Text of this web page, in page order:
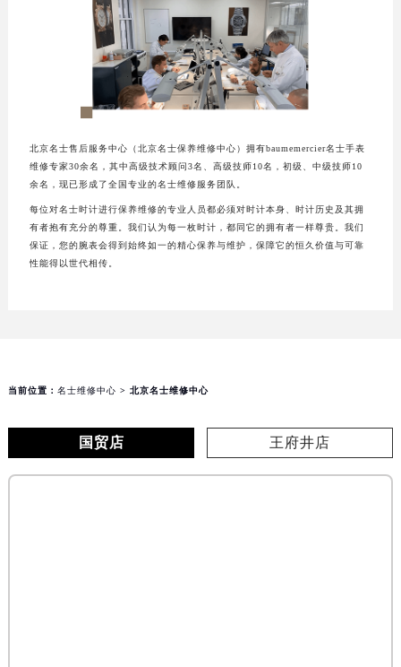
北京名士售后服务中心（北京名士保养维修中心）拥有baumemercier名士手表
维修专家30余名，其中高级技术顾问3名、高级技师10名，初级、中级技师10
余名，现已形成了全国专业的名士维修服务团队。
每位对名士时计进行保养维修的专业人员都必须对时计本身、时计历史及其拥
有者抱有充分的尊重。我们认为每一枚时计，都同它的拥有者一样尊贵。我们
保证，您的腕表会得到始终如一的精心保养与维护，保障它的恒久价值与可靠
性能得以世代相传。
当前位置： 名士维修中心 > 北京名士维修中心
国贸店 王府井店